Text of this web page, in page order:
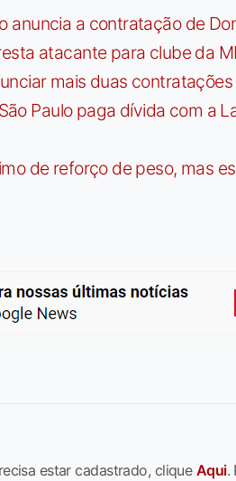
anuncia a contratação de
atacante para clube da
mais duas contratações
Paulo paga dívida com a
de reforço de peso, mas
estar cadastrado, cliqueAqui.